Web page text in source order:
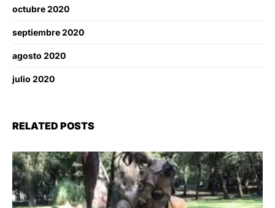
octubre 2020
septiembre 2020
agosto 2020
julio 2020
RELATED POSTS